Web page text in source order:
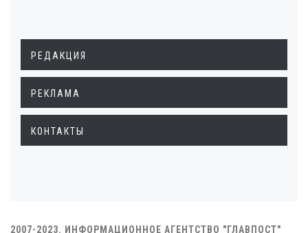
РЕДАКЦИЯ
РЕКЛАМА
КОНТАКТЫ
2007-2023. ИНФОРМАЦИОННОЕ АГЕНТСТВО "ГЛАВПОСТ"